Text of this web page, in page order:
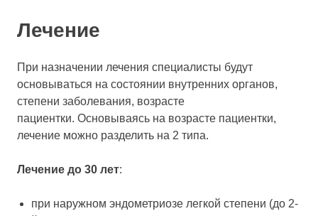
Лечение
При назначении лечения специалисты будут
основываться на состоянии внутренних органов,
степени заболевания, возрасте
пациентки. Основываясь на возрасте пациентки,
лечение можно разделить на 2 типа.
Лечение до 30 лет:
при наружном эндометриозе легкой степени (до 2-